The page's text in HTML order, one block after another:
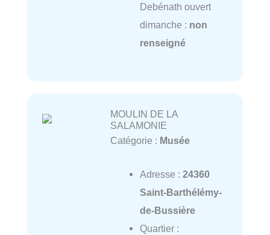
Debénath ouvert
dimanche : non
renseigné
MOULIN DE LA
SALAMONIE
Catégorie : Musée
Adresse : 24360
Saint-Barthélémy-
de-Bussière
Quartier :